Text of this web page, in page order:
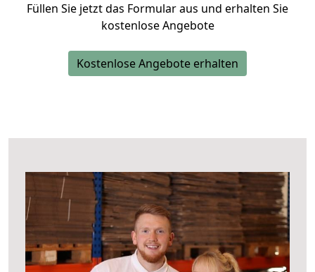
Füllen Sie jetzt das Formular aus und erhalten Sie
kostenlose Angebote
Kostenlose Angebote erhalten